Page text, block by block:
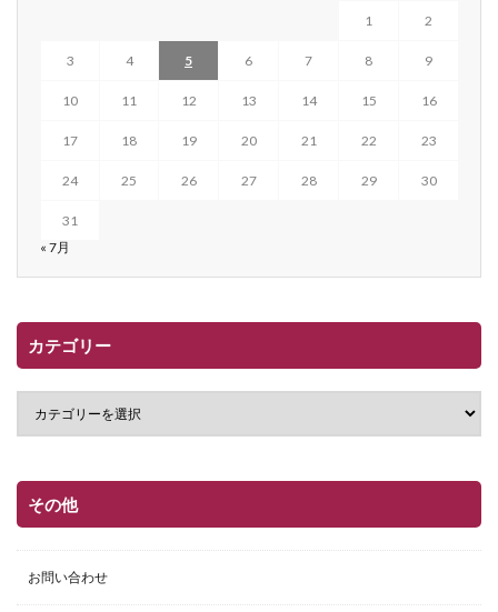
1 2
3 4 5 6 7 8 9
10 11 12 13 14 15 16
17 18 19 20 21 22 23
24 25 26 27 28 29 30
31
« 7月
カテゴリー
その他
お問い合わせ